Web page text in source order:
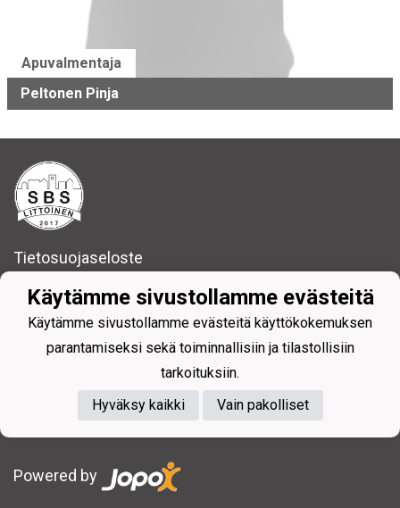
Apuvalmentaja
Peltonen Pinja
Tietosuojaseloste
SBS Littoinen liikuttaa Kaarinassa!
SBS Littoinen ry
sbslittoinen@gmail.com
Powered by
Käytämme sivustollamme evästeitä
Käytämme sivustollamme evästeitä käyttökokemuksen
parantamiseksi sekä toiminnallisiin ja tilastollisiin
tarkoituksiin.
Hyväksy kaikki
Vain pakolliset